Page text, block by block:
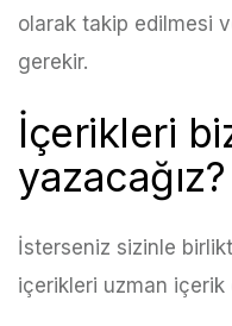
olarak takip edilmesi
gerekir.
İçerikleri
yazacağız?
İsterseniz sizinle
içerikleri uzman içerik